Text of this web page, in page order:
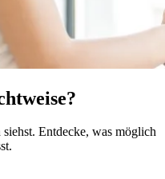
Entdecke, was möglich